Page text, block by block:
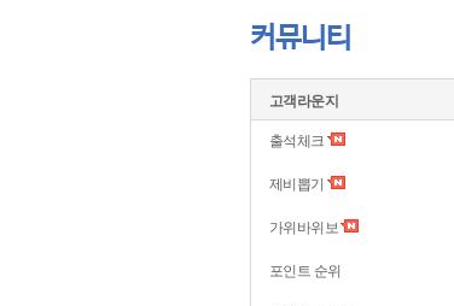
커뮤니티
고객라운지
출석체크
제비뽑기
가위바위보
포인트 순위